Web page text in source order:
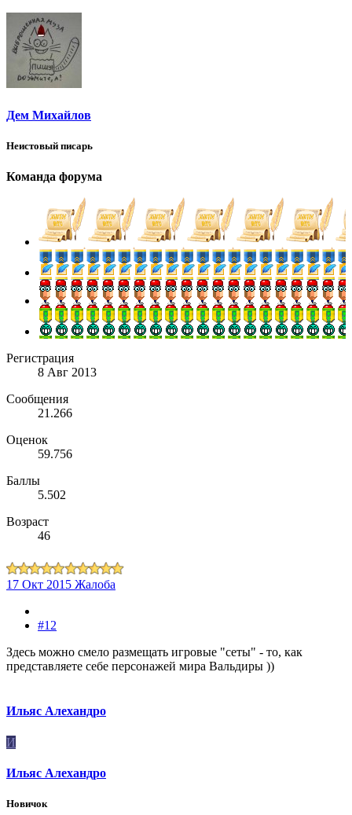
Дем Михайлов
Неистовый писарь
Команда форума
Регистрация
8 Авг 2013
Сообщения
21.266
Оценок
59.756
Баллы
5.502
Возраст
46
17 Окт 2015 Жалоба
#12
Здесь можно смело размещать игровые "сеты" - то, как
представляете себе персонажей мира Вальдиры ))
Ильяс Алехандро
И
Ильяс Алехандро
Новичок